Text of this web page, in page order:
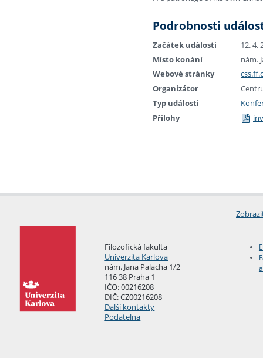
Podrobnosti
Začátek události
12. 4.
Místo konání
nám.
Webové stránky
Organizátor
Typ události
Přílohy
Filozofická fakulta
Univerzita Karlova
nám. Jana Palacha 1/2
116 38 Praha 1
IČO: 00216208
DIČ: CZ00216208
Další kontakty
Podatelna